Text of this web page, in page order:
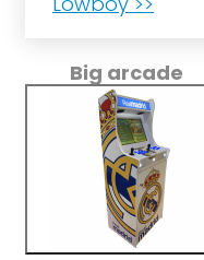
Big arcade